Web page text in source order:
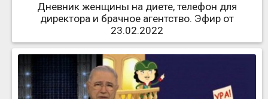
Дневник женщины на диете, телефон для
директора и брачное агентство. Эфир от
23.02.2022